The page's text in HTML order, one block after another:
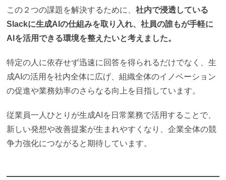
この２つの課題を解決するために、社内で浸透している
Slackに生成AIの仕組みを取り入れ、社員の誰もが手軽に
AIを活用できる環境を整えたいと考えました。
特定の人に依存せず迅速に回答を得られるだけでなく、生
成AIの活用を社内全体に広げ、組織全体のイノベーション
の促進や業務効率のさらなる向上を目指しています。
従業員一人ひとりが生成AIを日常業務で活用することで、
新しい発想や改善提案が生まれやすくなり、企業全体の競
争力強化につながると期待しています。